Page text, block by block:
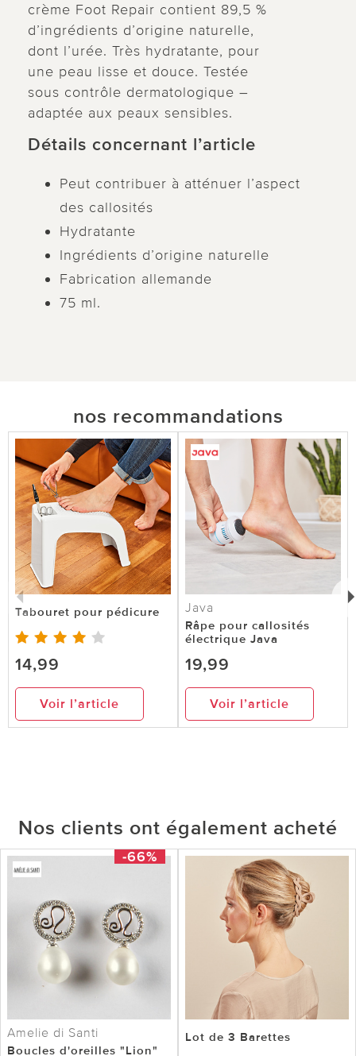
crème Foot Repair contient 89,5 %
d’ingrédients d’origine naturelle,
dont l’urée. Très hydratante, pour
une peau lisse et douce. Testée
sous contrôle dermatologique –
adaptée aux peaux sensibles.
Détails concernant l’article
Peut contribuer à atténuer l’aspect
des callosités
Hydratante
Ingrédients d’origine naturelle
Fabrication allemande
75 ml.
nos recommandations
Tabouret pour pédicure
14,99
Voir l’article
Java
Râpe pour callosités
électrique Java
19,99
Voir l’article
Nos clients ont également acheté
-66%
Amelie di Santi
Boucles d'oreilles "Lion"
Lot de 3 Barettes